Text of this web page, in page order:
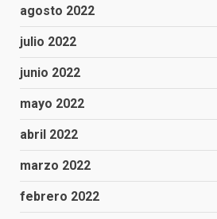
agosto 2022
julio 2022
junio 2022
mayo 2022
abril 2022
marzo 2022
febrero 2022